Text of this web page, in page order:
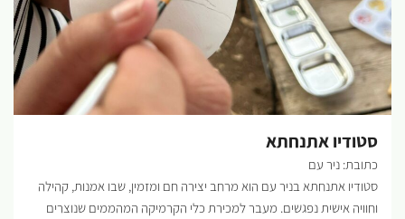
בשטח. פיסול בחימר: עבודה תרפויטית ומרגיעה עם חומר הגלם הכי קדום
שיש. מגע ישיר, יצירות מיוחדות מלאות אופי ומרשימות. יציקות גבס: ללמוד
את סוד התבניות, לשחק עם אלמנטים מהיער והצומח וליצור תמונה
שמנציחה את הביקור בטבע בקו נקי וטבעי. פיסול בחוטי ברזל: "ציור
בתלת-ממד". יצירת אובייקטים עדינים המשלבים טבע ופיסול. הסדנה
סטודיו אתנחתא
כתובת: ניר עם
סטודיו אתנחתא בניר עם הוא מרחב יצירה חם ומזמין, שבו אמנות, קהילה
וחוויה אישית נפגשים. מעבר למכירת כלי הקרמיקה המהממים שנוצרים